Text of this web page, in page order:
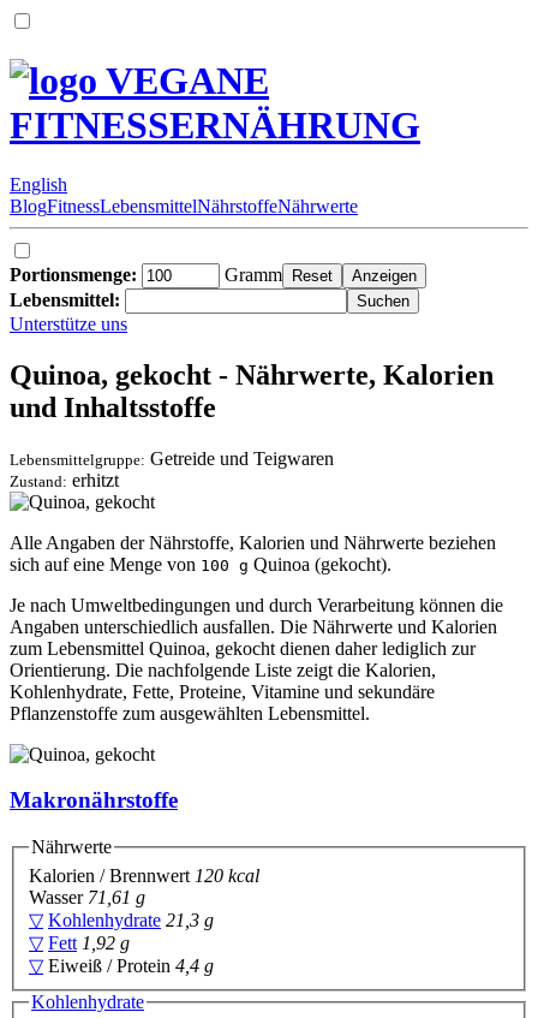
VEGANE
FITNESSERNÄHRUNG
English
BlogFitnessLebensmittelNährstoffeNährwerte
Portionsmenge:
Gramm
Lebensmittel:
Unterstütze uns
Quinoa, gekocht - Nährwerte, Kalorien
und Inhaltsstoffe
Lebensmittelgruppe: Getreide und Teigwaren
Zustand: erhitzt
Alle Angaben der Nährstoffe, Kalorien und Nährwerte beziehen
sich auf eine Menge von 100 g Quinoa (gekocht).
Je nach Umweltbedingungen und durch Verarbeitung können die
Angaben unterschiedlich ausfallen. Die Nährwerte und Kalorien
zum Lebensmittel Quinoa, gekocht dienen daher lediglich zur
Orientierung. Die nachfolgende Liste zeigt die Kalorien,
Kohlenhydrate, Fette, Proteine, Vitamine und sekundäre
Pflanzenstoffe zum ausgewählten Lebensmittel.
Makronährstoffe
Nährwerte
Kalorien / Brennwert 120 kcal
Wasser 71,61 g
▽ Kohlenhydrate 21,3 g
▽ Fett 1,92 g
▽ Eiweiß / Protein 4,4 g
Kohlenhydrate